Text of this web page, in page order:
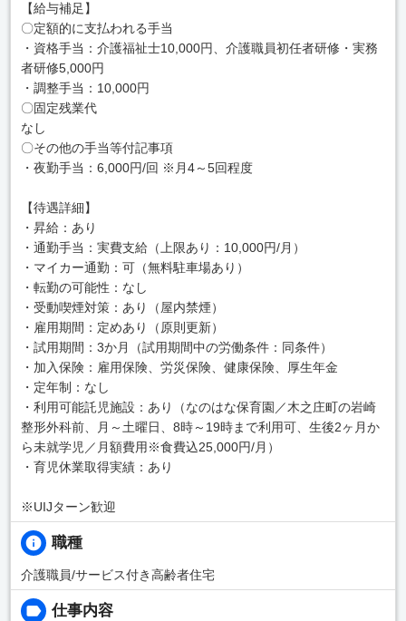
【給与補足】
〇定額的に支払われる手当
・資格手当：介護福祉士10,000円、介護職員初任者研修・実務
者研修5,000円
・調整手当：10,000円
〇固定残業代
なし
〇その他の手当等付記事項
・夜勤手当：6,000円/回 ※月4～5回程度
【待遇詳細】
・昇給：あり
・通勤手当：実費支給（上限あり：10,000円/月）
・マイカー通勤：可（無料駐車場あり）
・転勤の可能性：なし
・受動喫煙対策：あり（屋内禁煙）
・雇用期間：定めあり（原則更新）
・試用期間：3か月（試用期間中の労働条件：同条件）
・加入保険：雇用保険、労災保険、健康保険、厚生年金
・定年制：なし
・利用可能託児施設：あり（なのはな保育園／木之庄町の岩崎
整形外科前、月～土曜日、8時～19時まで利用可、生後2ヶ月か
ら未就学児／月額費用※食費込25,000円/月）
・育児休業取得実績：あり
※UIJターン歓迎
職種
介護職員/サービス付き高齢者住宅
仕事内容